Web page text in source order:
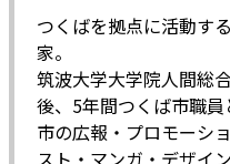
つくばを拠点に活動す
家。
筑波大学大学院人間総
後、5年間つくば市職員
市の広報・プロモーシ
スト・マンガ・デザイ